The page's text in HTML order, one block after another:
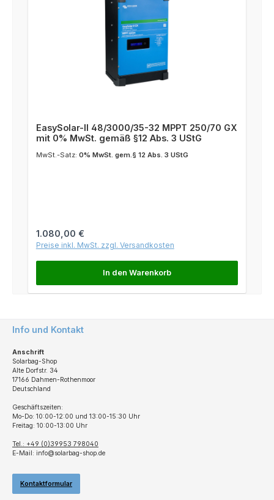
EasySolar-II 48/3000/35-32 MPPT 250/70 GX
mit 0% MwSt. gemäß §12 Abs. 3 UStG
MwSt.-Satz: 0% MwSt. gem.§ 12 Abs. 3 UStG
Regulärer Preis:
1.080,00 €
Preise inkl. MwSt. zzgl. Versandkosten
In den Warenkorb
Info und Kontakt
Anschrift
Solarbag-Shop
Alte Dorfstr. 34
17166 Dahmen-Rothenmoor
Deutschland
Geschäftszeiten:
Mo-Do: 10:00-12:00 und 13:00-15:30 Uhr
Freitag: 10:00-13:00 Uhr
Tel.: +49 (0)39953 798040
E-Mail: info@solarbag-shop.de
Kontaktformular